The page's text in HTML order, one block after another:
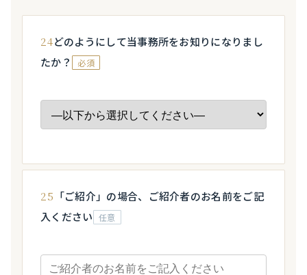
24どのようにして当事務所をお知りになりまし
たか？
必須
25 「ご紹介」の場合、ご紹介者のお名前をご記
入ください 任意